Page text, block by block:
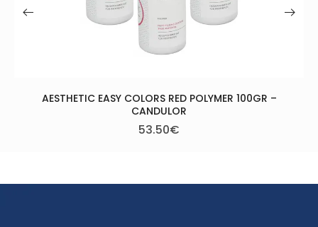
RED POLYMER 100GR –